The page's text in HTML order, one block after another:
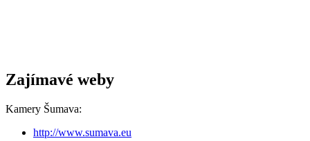
Zajímavé weby
Kamery Šumava:
http://www.sumava.eu